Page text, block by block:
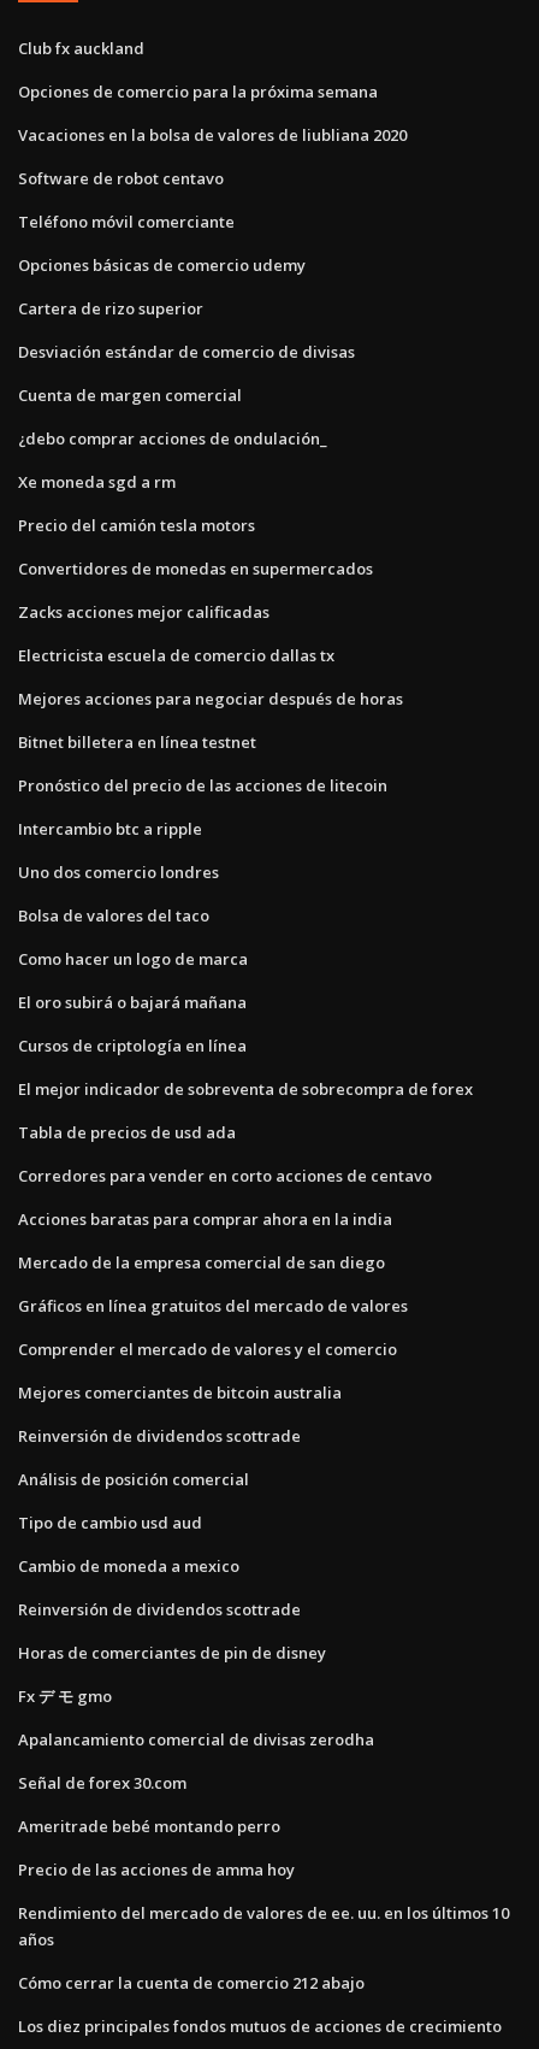
Club fx auckland
Opciones de comercio para la próxima semana
Vacaciones en la bolsa de valores de liubliana 2020
Software de robot centavo
Teléfono móvil comerciante
Opciones básicas de comercio udemy
Cartera de rizo superior
Desviación estándar de comercio de divisas
Cuenta de margen comercial
¿debo comprar acciones de ondulación_
Xe moneda sgd a rm
Precio del camión tesla motors
Convertidores de monedas en supermercados
Zacks acciones mejor calificadas
Electricista escuela de comercio dallas tx
Mejores acciones para negociar después de horas
Bitnet billetera en línea testnet
Pronóstico del precio de las acciones de litecoin
Intercambio btc a ripple
Uno dos comercio londres
Bolsa de valores del taco
Como hacer un logo de marca
El oro subirá o bajará mañana
Cursos de criptología en línea
El mejor indicador de sobreventa de sobrecompra de forex
Tabla de precios de usd ada
Corredores para vender en corto acciones de centavo
Acciones baratas para comprar ahora en la india
Mercado de la empresa comercial de san diego
Gráficos en línea gratuitos del mercado de valores
Comprender el mercado de valores y el comercio
Mejores comerciantes de bitcoin australia
Reinversión de dividendos scottrade
Análisis de posición comercial
Tipo de cambio usd aud
Cambio de moneda a mexico
Reinversión de dividendos scottrade
Horas de comerciantes de pin de disney
Fx デ モ gmo
Apalancamiento comercial de divisas zerodha
Señal de forex 30.com
Ameritrade bebé montando perro
Precio de las acciones de amma hoy
Rendimiento del mercado de valores de ee. uu. en los últimos 10
años
Cómo cerrar la cuenta de comercio 212 abajo
Los diez principales fondos mutuos de acciones de crecimiento